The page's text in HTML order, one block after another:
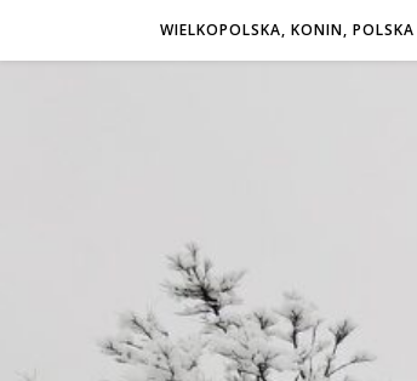
WIELKOPOLSKA, KONIN, POLSKA